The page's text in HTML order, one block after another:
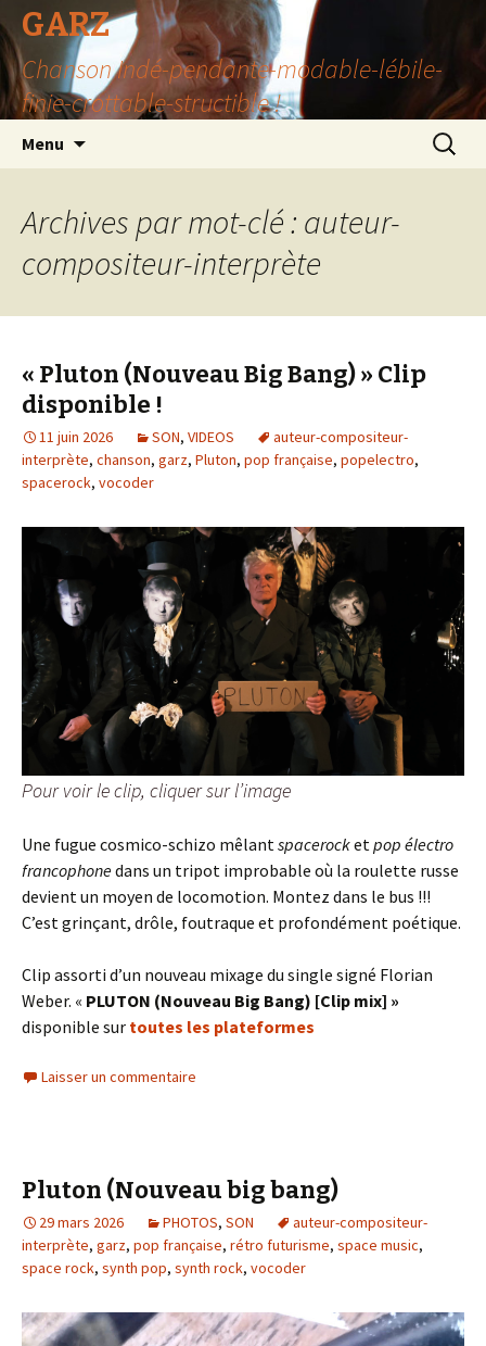
GARZ
Chanson Indé-pendante-modable-lébile-
finie-crottable-structible !
Menu
Archives par mot-clé : auteur-
compositeur-interprète
« Pluton (Nouveau Big Bang) » Clip
disponible !
11 juin 2026 SON, VIDEOS
auteur-compositeur-
interprète, chanson, garz, Pluton, pop française, popelectro,
spacerock, vocoder
Pour voir le clip, cliquer sur l’image
Une fugue cosmico-schizo mêlantspacerocketpop électro
francophonedans un tripot improbable où la roulette russe
devient un moyen de locomotion. Montez dans le bus !!!
C’est grinçant, drôle, foutraque et profondément poétique.
Clip assorti d’un nouveau mixage du single signé Florian
Weber. « PLUTON (Nouveau Big Bang) [Clip mix] »
disponible sur toutes les plateformes
Laisser un commentaire
Pluton (Nouveau big bang)
29 mars 2026 PHOTOS, SON
auteur-compositeur-
interprète, garz, pop française, rétro futurisme, space music,
space rock, synth pop, synth rock, vocoder